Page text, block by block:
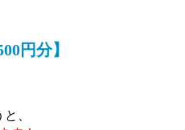
円分】
、